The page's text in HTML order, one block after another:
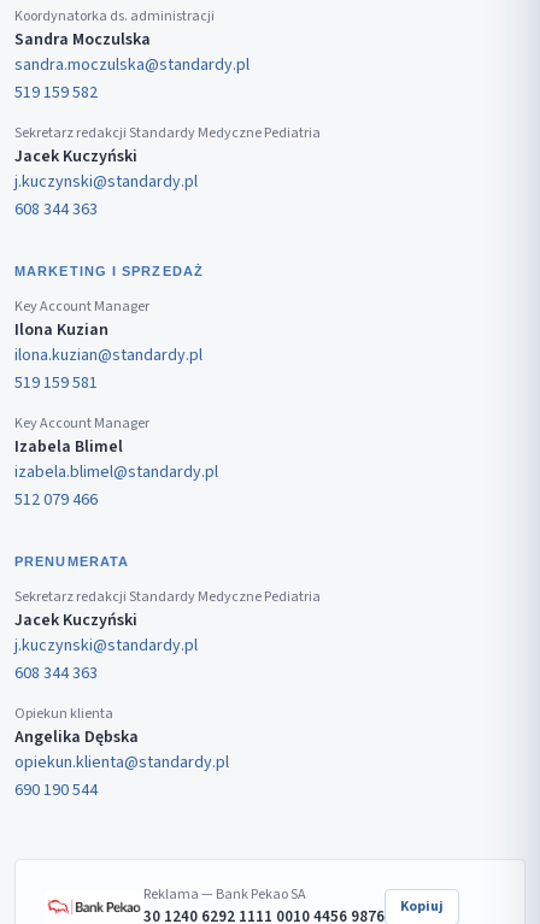
Koordynatorka ds. administracji
Sandra Moczulska
sandra.moczulska@standardy.pl
519 159 582
Sekretarz redakcji Standardy Medyczne Pediatria
Jacek Kuczyński
j.kuczynski@standardy.pl
608 344 363
MARKETING I SPRZEDAŻ
Key Account Manager
Ilona Kuzian
ilona.kuzian@standardy.pl
519 159 581
Key Account Manager
Izabela Blimel
izabela.blimel@standardy.pl
512 079 466
PRENUMERATA
Sekretarz redakcji Standardy Medyczne Pediatria
Jacek Kuczyński
j.kuczynski@standardy.pl
608 344 363
Opiekun klienta
Angelika Dębska
opiekun.klienta@standardy.pl
690 190 544
Reklama — Bank Pekao SA
30 1240 6292 1111 0010 4456 9876 Kopiuj